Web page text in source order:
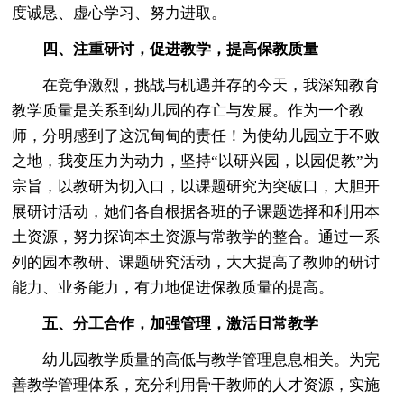
度诚恳、虚心学习、努力进取。
四、注重研讨，促进教学，提高保教质量
在竞争激烈，挑战与机遇并存的今天，我深知教育
教学质量是关系到幼儿园的存亡与发展。作为一个教
师，分明感到了这沉甸甸的责任！为使幼儿园立于不败
之地，我变压力为动力，坚持“以研兴园，以园促教”为
宗旨，以教研为切入口，以课题研究为突破口，大胆开
展研讨活动，她们各自根据各班的子课题选择和利用本
土资源，努力探询本土资源与常教学的整合。通过一系
列的园本教研、课题研究活动，大大提高了教师的研讨
能力、业务能力，有力地促进保教质量的提高。
五、分工合作，加强管理，激活日常教学
幼儿园教学质量的高低与教学管理息息相关。为完
善教学管理体系，充分利用骨干教师的人才资源，实施